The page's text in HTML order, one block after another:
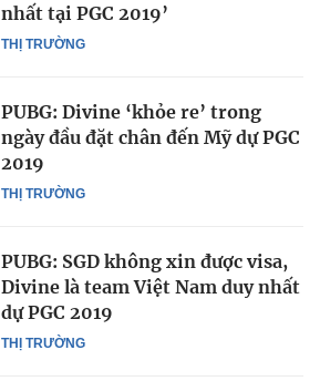
THỊ TRƯỜNG
nhất tại PGC 2019’
THỊ TRƯỜNG
PUBG: Divine ‘khỏe re’ trong
ngày đầu đặt chân đến Mỹ dự PGC
2019
THỊ TRƯỜNG
PUBG: SGD không xin được visa,
Divine là team Việt Nam duy nhất
dự PGC 2019